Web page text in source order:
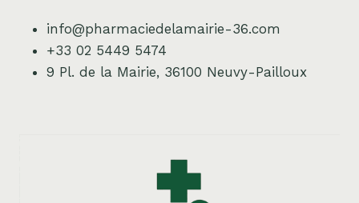
info@pharmaciedelamairie-36.com
+33 02 5449 5474
9 Pl. de la Mairie, 36100 Neuvy-Pailloux